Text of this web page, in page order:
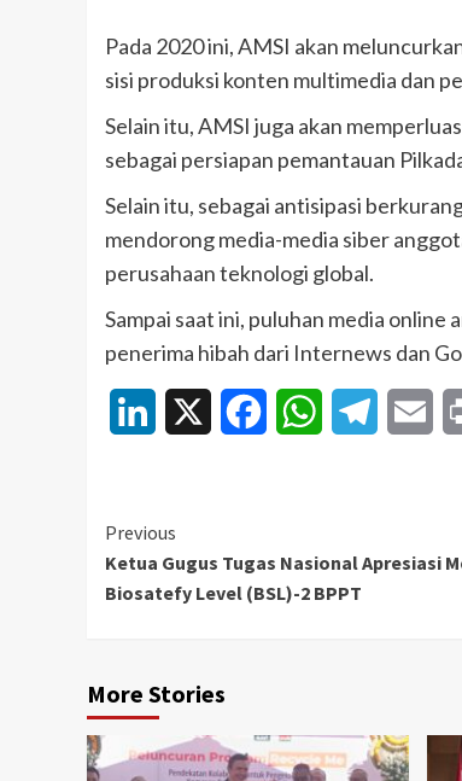
Pada 2020 ini, AMSI akan
sisi produksi konten multimedia dan
Selain itu, AMSI juga akan
sebagai persiapan pemantauan
Selain itu, sebagai antisipasi
mendorong media-media siber
perusahaan teknologi global.
Sampai saat ini, puluhan media
penerima hibah dari Internews dan
LinkedIn FacebookWhatsAppTelegram
Continue
Reading
Previous
Ketua Gugus Tugas Nasional Apresiasi
Biosatefy Level (BSL)-2 BPPT
More Stories